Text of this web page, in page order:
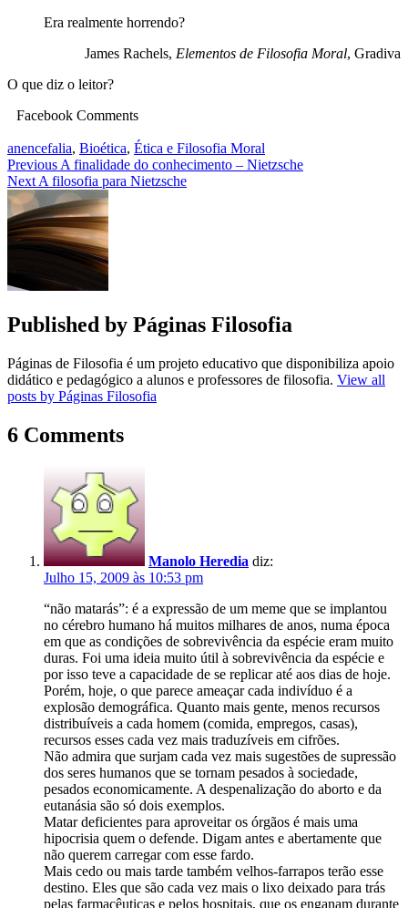
Era realmente horrendo?
James Rachels, Elementos de Filosofia Moral, Gradiva
O que diz o leitor?
Facebook Comments
anencefalia, Bioética, Ética e Filosofia Moral
Navegação
de
artigos
Previous A finalidade do conhecimento – Nietzsche
Next A filosofia para Nietzsche
Published by Páginas Filosofia
Páginas de Filosofia é um projeto educativo que disponibiliza apoio
didático e pedagógico a alunos e professores de filosofia. View all
posts by Páginas Filosofia
6 Comments
Manolo Heredia diz:
Julho 15, 2009 às 10:53 pm
“não matarás”: é a expressão de um meme que se implantou
no cérebro humano há muitos milhares de anos, numa época
em que as condições de sobrevivência da espécie eram muito
duras. Foi uma ideia muito útil à sobrevivência da espécie e
por isso teve a capacidade de se replicar até aos dias de hoje.
Porém, hoje, o que parece ameaçar cada indivíduo é a
explosão demográfica. Quanto mais gente, menos recursos
distribuíveis a cada homem (comida, empregos, casas),
recursos esses cada vez mais traduzíveis em cifrões.
Não admira que surjam cada vez mais sugestões de supressão
dos seres humanos que se tornam pesados à sociedade,
pesados economicamente. A despenalização do aborto e da
eutanásia são só dois exemplos.
Matar deficientes para aproveitar os órgãos é mais uma
hipocrisia quem o defende. Digam antes e abertamente que
não querem carregar com esse fardo.
Mais cedo ou mais tarde também velhos-farrapos terão esse
destino. Eles que são cada vez mais o lixo deixado para trás
pelas farmacêuticas e pelos hospitais, que os enganam durante